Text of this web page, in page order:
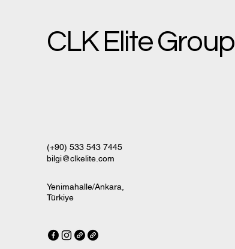
CLK Elite Group
(+90) 533 543 7445
bilgi@clkelite.com
Yenimahalle/Ankara,
Türkiye